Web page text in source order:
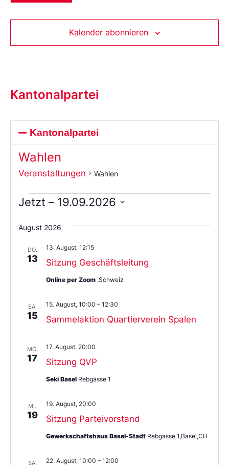
Kalender abonnieren
Kantonalpartei
Kantonalpartei
Wahlen
Veranstaltungen Wahlen
Jetzt – 19.09.2026
Sie
das
aus.
August 2026
DO.
13 Sitzung Geschäftsleitung
13. August, 12:15
Online per Zoom ,Schweiz
SA.
15 Sammelaktion Quartierverein Spalen
15. August, 10:00 – 12:30
MO.
17 Sitzung QVP
17. August, 20:00
Seki Basel Rebgasse 1
MI.
19 Sitzung Parteivorstand
19. August, 20:00
Gewerkschaftshaus Basel-Stadt Rebgasse 1,Basel,CH
SA. 22. August, 10:00 – 12:00